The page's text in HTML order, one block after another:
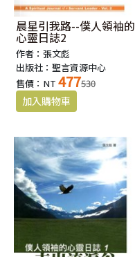
晨星引我路--僕人領袖的
心靈日誌2
作者：張文彪
出版社：聖言資源中心
售價：NT 477530